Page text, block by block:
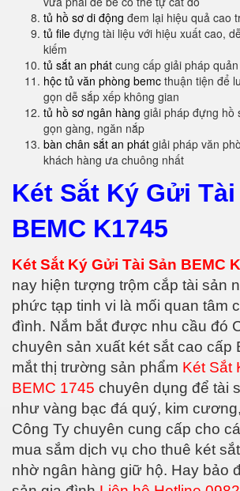
tủ hồ sơ di động đem lại hiệu quả cao
tủ file đựng tài liệu với hiệu xuất cao,
kiếm
tủ sắt an phát cung cấp giải pháp
hộc tủ văn phòng bemc thuận tiện để
gọn dễ sắp xếp không gian
tủ hồ sơ ngân hàng giải pháp đựng hồ
gọn gàng, ngăn nắp
bàn chân sắt an phát giải pháp văn
khách hàng ưa chuông nhất
Két Sắt Ký Gửi Tài
BEMC K1745
Két Sắt Ký Gửi Tài Sản BEMC
nay hiện tượng trộm cắp tài sản
phức tạp tinh vi là mối quan tâm
đình. Nắm bắt được nhu cầu đó
chuyên sản xuất két sắt cao cấp
mắt thị trường sản phẩm Két Sắt
BEMC 1745 chuyên dụng để tài
như vàng bạc đá quý, kim
Công Ty chuyên cung cấp cho
mua sắm dịch vụ cho thuê két
nhờ ngân hàng giữ hộ. Hay bảo